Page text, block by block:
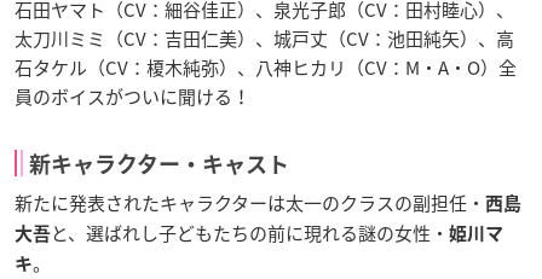
石田ヤマト（CV：細谷佳正）、泉光子郎（CV：田村睦心）、
太刀川ミミ（CV：吉田仁美）、城戸丈（CV：池田純矢）、高
石タケル（CV：榎木純弥）、八神ヒカリ（CV：M・A・O）全
員のボイスがついに聞ける！
新キャラクター・キャスト
新たに発表されたキャラクターは太一のクラスの副担任・ 西島
大吾と、選ばれし子どもたちの前に現れる謎の女性・ 姫川マ
キ。